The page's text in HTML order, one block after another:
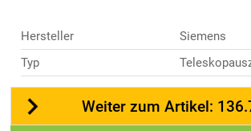
Hersteller
Siemens
Typ
Weiter zum Artikel: